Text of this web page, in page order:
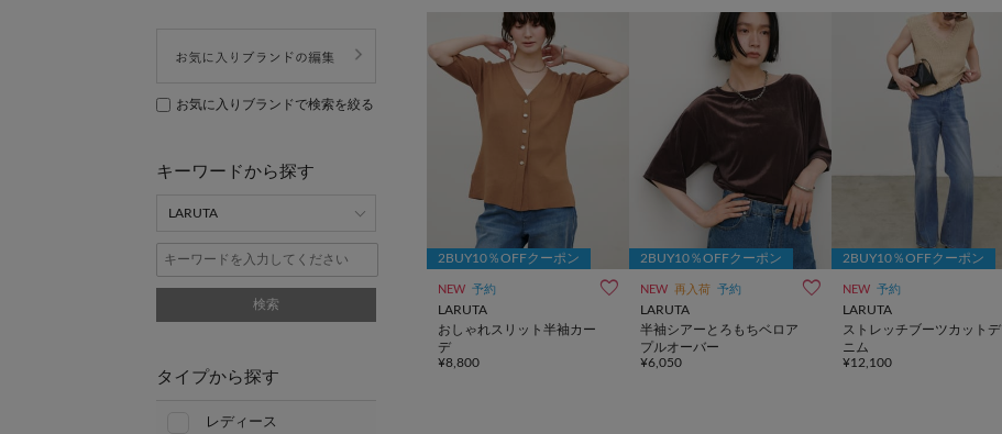
2BUY10％OFFクーポン
NEW 予約
LARUTA
おしゃれスリット半袖カー
デ
¥8,800
2BUY10％OFFクーポン
NEW 再入荷 予約
LARUTA
半袖シアーとろもちベロア
プルオーバー
¥6,050
2BUY10％OFFクーポン
NEW 予約
LARUTA
ストレッチブーツカットデ
ニム
¥12,100
お気に入りブランドで検索を絞る
キーワードから探す
検索
タイプから探す
レディース